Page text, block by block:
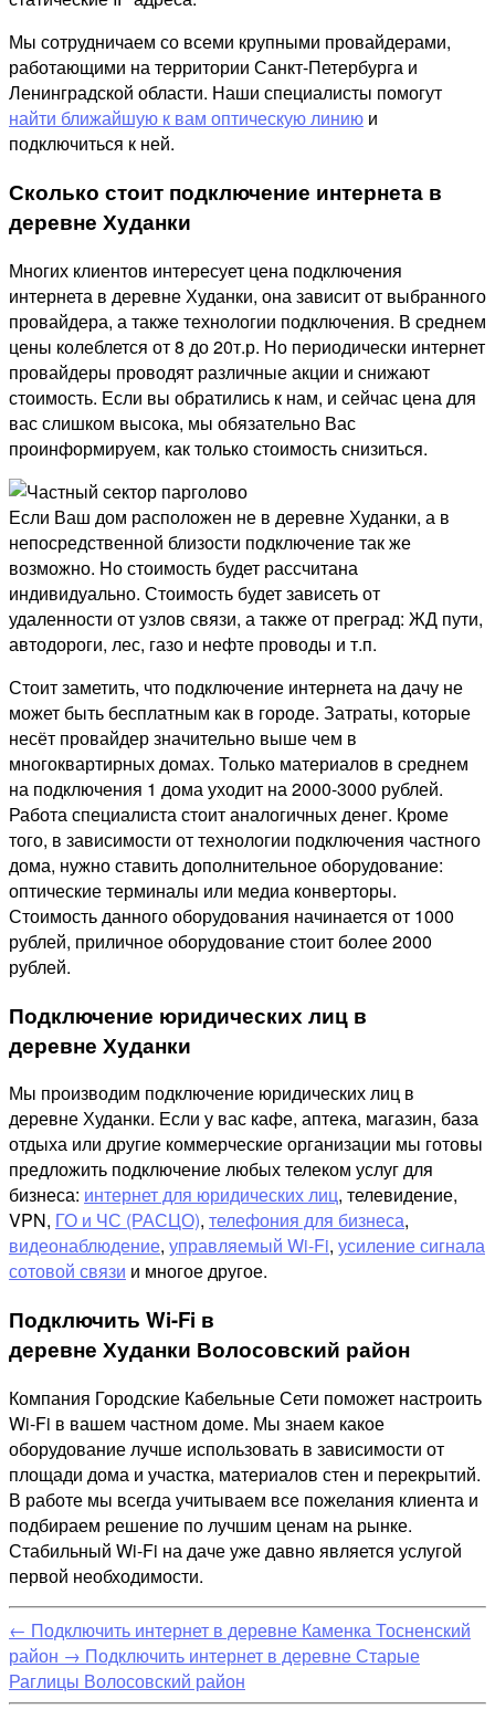
Мы сотрудничаем со всеми крупными провайдерами,
работающими на территории Санкт-Петербурга и
Ленинградской области. Наши специалисты помогут
найти ближайшую к вам оптическую линию и
подключиться к ней.
Сколько стоит подключение интернета в
деревне Худанки
Многих клиентов интересует цена подключения
интернета в деревне Худанки, она зависит от выбранного
провайдера, а также технологии подключения. В среднем
цены колеблется от 8 до 20т.р. Но периодически интернет
провайдеры проводят различные акции и снижают
стоимость. Если вы обратились к нам, и сейчас цена для
вас слишком высока, мы обязательно Вас
проинформируем, как только стоимость снизиться.
Если Ваш дом расположен не в деревне Худанки, а в
непосредственной близости подключение так же
возможно. Но стоимость будет рассчитана
индивидуально. Стоимость будет зависеть от
удаленности от узлов связи, а также от преград: ЖД пути,
автодороги, лес, газо и нефте проводы и т.п.
Стоит заметить, что подключение интернета на дачу не
может быть бесплатным как в городе. Затраты, которые
несёт провайдер значительно выше чем в
многоквартирных домах. Только материалов в среднем
на подключения 1 дома уходит на 2000-3000 рублей.
Работа специалиста стоит аналогичных денег. Кроме
того, в зависимости от технологии подключения частного
дома, нужно ставить дополнительное оборудование:
оптические терминалы или медиа конверторы.
Стоимость данного оборудования начинается от 1000
рублей, приличное оборудование стоит более 2000
рублей.
Подключение юридических лиц в
деревне Худанки
Мы производим подключение юридических лиц в
деревне Худанки. Если у вас кафе, аптека, магазин, база
отдыха или другие коммерческие организации мы готовы
предложить подключение любых телеком услуг для
бизнеса: интернет для юридических лиц, телевидение,
VPN, ГО и ЧС (РАСЦО), телефония для бизнеса,
видеонаблюдение, управляемый Wi-Fi, усиление сигнала
сотовой связи и многое другое.
Подключить Wi-Fi в
деревне Худанки Волосовский район
Компания Городские Кабельные Сети поможет настроить
Wi-Fi в вашем частном доме. Мы знаем какое
оборудование лучше использовать в зависимости от
площади дома и участка, материалов стен и перекрытий.
В работе мы всегда учитываем все пожелания клиента и
подбираем решение по лучшим ценам на рынке.
Стабильный Wi-Fi на даче уже давно является услугой
первой необходимости.
← Подключить интернет в деревне Каменка Тосненский
район → Подключить интернет в деревне Старые
Раглицы Волосовский район